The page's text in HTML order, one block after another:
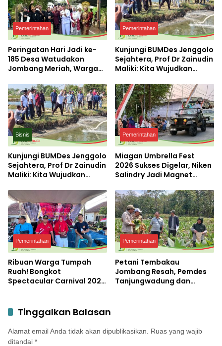
Pemerintahan
Peringatan Hari Jadi ke-
185 Desa Watudakon
Jombang Meriah, Warga
Karnaval Budaya
Pemerintahan
Kunjungi BUMDes Jenggolo
Sejahtera, Prof Dr Zainudin
Maliki: Kita Wujudkan
dengan Potensi Desa
Bisnis
Kunjungi BUMDes Jenggolo
Sejahtera, Prof Dr Zainudin
Maliki: Kita Wujudkan
dengan Potensi Desa
Pemerintahan
Miagan Umbrella Fest
2026 Sukses Digelar, Niken
Salindry Jadi Magnet
Pemerintahan
Ribuan Warga Tumpah
Ruah! Bongkot
Spectacular Carnival 2026
Pemerintahan
Petani Tembakau
Jombang Resah, Pemdes
Tanjungwadung dan
Tinggalkan Balasan
Alamat email Anda tidak akan dipublikasikan.
Ruas yang wajib
ditandai *